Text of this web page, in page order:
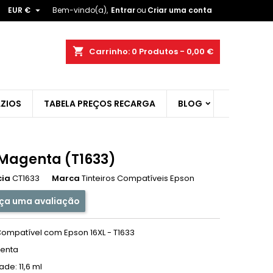
Bem-vindo(a), Entrarou Criar uma conta
EUR € 
shopping_cart Carrinho: 0 Produtos - 0,00 €
TABELA PREÇOS RECARGA BLOG
(T1633)
CT1633 Marca Tinteiros Compatíveis Epson
uma avaliação
com Epson 16XL - T1633
11,6 ml